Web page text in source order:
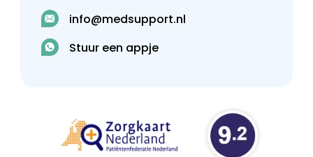
info@medsupport.nl
Stuur een appje